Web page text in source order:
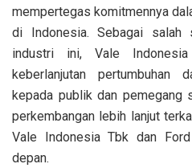
mempertegas komitmennya
di Indonesia. Sebagai salah
industri ini, Vale
keberlanjutan pertumbuhan
kepada publik dan pemegang
perkembangan lebih lanjut
Vale Indonesia Tbk dan
depan.